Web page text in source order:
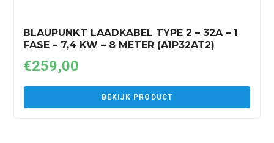
BLAUPUNKT LAADKABEL TYPE 2 – 32A – 1
FASE – 7,4 KW – 8 METER (A1P32AT2)
€259,00
BEKIJK PRODUCT